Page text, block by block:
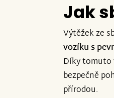
Jak
Výtěžek ze
vozíku s
Díky tomuto
bezpečně
přírodou.